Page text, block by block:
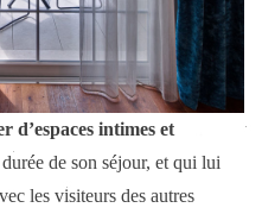
d’espaces intimes et
de son séjour, et qui lui
les visiteurs des autres